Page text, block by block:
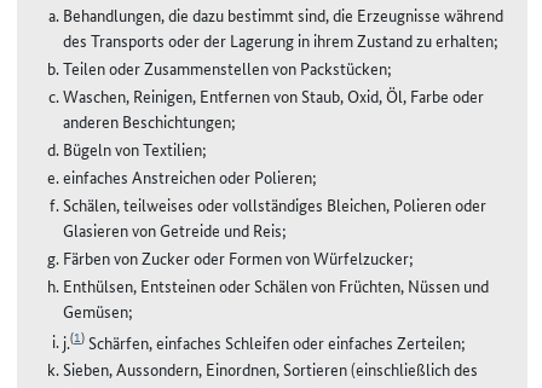
Behandlungen, die dazu bestimmt sind, die Erzeugnisse während
des Transports oder der Lagerung in ihrem Zustand zu erhalten;
Teilen oder Zusammenstellen von Packstücken;
Waschen, Reinigen, Entfernen von Staub, Oxid, Öl, Farbe oder
anderen Beschichtungen;
Bügeln von Textilien;
einfaches Anstreichen oder Polieren;
Schälen, teilweises oder vollständiges Bleichen, Polieren oder
Glasieren von Getreide und Reis;
Färben von Zucker oder Formen von Würfelzucker;
Enthülsen, Entsteinen oder Schälen von Früchten, Nüssen und
Gemüsen;
j.(1)Schärfen, einfaches Schleifen oder einfaches Zerteilen;
Sieben, Aussondern, Einordnen, Sortieren (einschließlich des